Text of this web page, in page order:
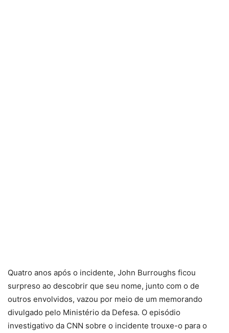
Quatro anos após o incidente, John Burroughs ficou
surpreso ao descobrir que seu nome, junto com o de
outros envolvidos, vazou por meio de um memorando
divulgado pelo Ministério da Defesa. O episódio
investigativo da CNN sobre o incidente trouxe-o para o